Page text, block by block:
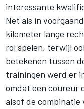
interessante
Net als in
kilometer lange
rol spelen, terwijl
betekenen tussen
trainingen werd er
omdat een coureur
alsof de combinatie